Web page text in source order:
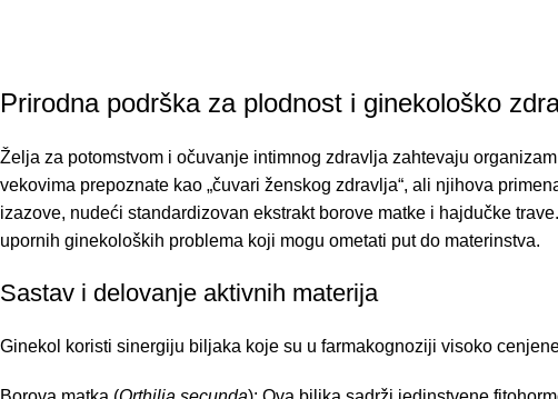
Prirodna podrška za plodnost i ginekološko
Želja za potomstvom i očuvanje intimnog zdravlja zahtevaju
vekovima prepoznate kao „čuvari ženskog zdravlja“, ali njihova
izazove, nudeći standardizovan ekstrakt borove matke i hajdučke
upornih ginekoloških problema koji mogu ometati put do materinstva.
Sastav i delovanje aktivnih materija
Ginekol koristi sinergiju biljaka koje su u farmakognoziji visoko